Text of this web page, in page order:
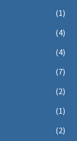
(1)
(4)
(4)
(7)
(2)
(1)
(2)